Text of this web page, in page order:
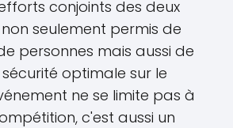
conjoints des deux
seulement permis de
personnes mais aussi de
optimale sur le
ne se limite pas à
c'est aussi un